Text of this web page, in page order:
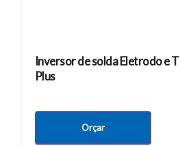
Inversor de solda Eletrodo e
Plus
Orçar